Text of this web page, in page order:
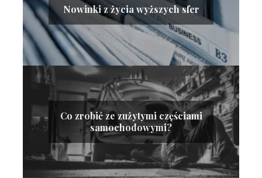
Nowinki z życia wyższych sfer
Co zrobić ze zużytymi częściami
samochodowymi?